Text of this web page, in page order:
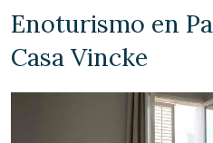
Enoturismo en
Casa Vincke